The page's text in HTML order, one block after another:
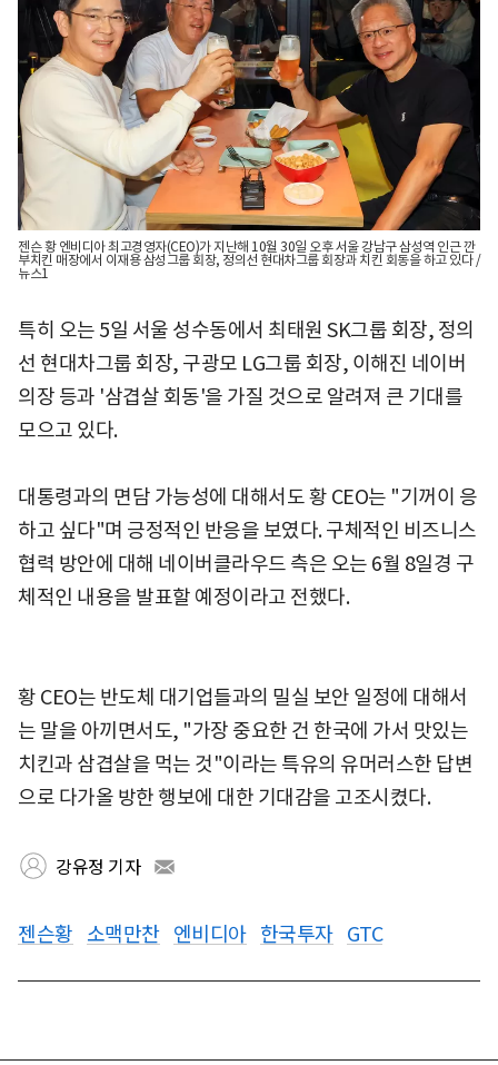
젠슨 황 엔비디아 최고경영자(CEO)가 지난해 10월 30일 오후 서울 강남구 삼성역 인근 깐
부치킨 매장에서 이재용 삼성그룹 회장, 정의선 현대차그룹 회장과 치킨 회동을 하고 있다 /
뉴스1
특히 오는 5일 서울 성수동에서 최태원 SK그룹 회장, 정의
선 현대차그룹 회장, 구광모 LG그룹 회장, 이해진 네이버
의장 등과 '삼겹살 회동'을 가질 것으로 알려져 큰 기대를
모으고 있다.
대통령과의 면담 가능성에 대해서도 황 CEO는 "기꺼이 응
하고 싶다"며 긍정적인 반응을 보였다. 구체적인 비즈니스
협력 방안에 대해 네이버클라우드 측은 오는 6월 8일경 구
체적인 내용을 발표할 예정이라고 전했다.
황 CEO는 반도체 대기업들과의 밀실 보안 일정에 대해서
는 말을 아끼면서도, "가장 중요한 건 한국에 가서 맛있는
치킨과 삼겹살을 먹는 것"이라는 특유의 유머러스한 답변
으로 다가올 방한 행보에 대한 기대감을 고조시켰다.
강유정 기자
젠슨황 소맥만찬 엔비디아 한국투자 GTC